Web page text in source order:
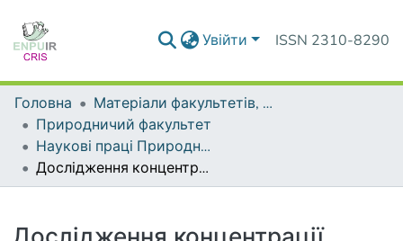
Увійти ISSN 2310-8290
Головна
Матеріали факультетів, інститутів, підрозділів
Природничий факультет
Наукові праці Природничого факультету
Дослідження концентрації нітратів у агрокультурах